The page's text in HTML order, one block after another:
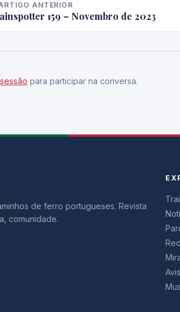
ANTERIOR
159 – Novembro de 2023
para participar na conversa.
de ferro portugueses. Revista
comunidade.